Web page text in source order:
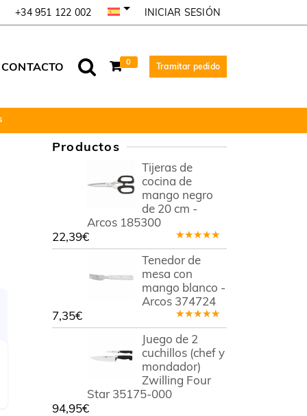
+34 951 122 002 INICIAR SESIÓN
CONTACTO 0 Tramitar pedido
Productos
Tijeras de
cocina de
mango negro
de 20 cm -
Arcos 185300
Valorado
en5.00
5
22,39€
Tenedor de
mesa con
mango blanco -
Arcos 374724
Valorado
en 5.00
5
7,35€
Juego de 2
cuchillos (chef y
mondador)
Zwilling Four
Star 35175-000
94,95€